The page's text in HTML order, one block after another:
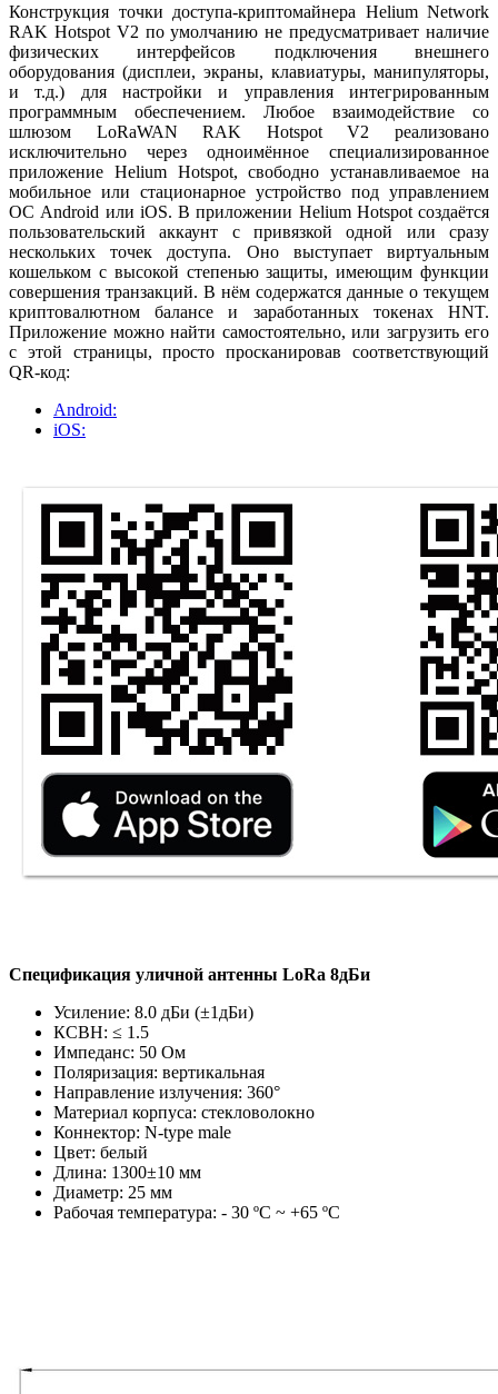
Конструкция точки доступа-криптомайнера Helium Network
RAK Hotspot V2 по умолчанию не предусматривает наличие
физических интерфейсов подключения внешнего
оборудования (дисплеи, экраны, клавиатуры, манипуляторы,
и т.д.) для настройки и управления интегрированным
программным обеспечением. Любое взаимодействие со
шлюзом LoRaWAN RAK Hotspot V2 реализовано
исключительно через одноимённое специализированное
приложение Helium Hotspot, свободно устанавливаемое на
мобильное или стационарное устройство под управлением
ОС Android или iOS. В приложении Helium Hotspot создаётся
пользовательский аккаунт с привязкой одной или сразу
нескольких точек доступа. Оно выступает виртуальным
кошельком с высокой степенью защиты, имеющим функции
совершения транзакций. В нём содержатся данные о текущем
криптовалютном балансе и заработанных токенах HNT.
Приложение можно найти самостоятельно, или загрузить его
с этой страницы, просто просканировав соответствующий
QR-код:
Аndroid:
iOS:
Спецификация уличной антенны LoRa 8дБи
Усиление: 8.0 дБи (±1дБи)
КСВН: ≤ 1.5
Импеданс: 50 Ом
Поляризация: вертикальная
Направление излучения: 360°
Материал корпуса: стекловолокно
Коннектор: N-type male
Цвет: белый
Длина: 1300±10 мм
Диаметр: 25 мм
Рабочая температура: - 30 ºC ~ +65 ºC